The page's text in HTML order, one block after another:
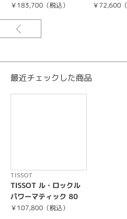
1853年にTissot[ティソ]が創業した
シェ装飾が特徴。
優雅な針と秒針のデザインは16世紀
￥183,700（税込） ￥72,600（
最近チェックした商品
TISSOT
TISSOT ル・ロックル
パワーマティック 80
￥107,800（税込）